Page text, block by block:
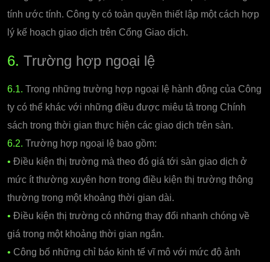
tính ước tính. Công ty có toàn quyền thiết lập một cách hợp
lý kế hoạch giao dịch trên Cổng Giao dịch.
6. Trường hợp ngoại lệ
6.1. Trong những trường hợp ngoại lệ hành động của Công
ty có thể khác với những điều được miêu tả trong Chính
sách trong thời gian thực hiện các giao dịch trên sàn.
6.2. Trường hợp ngoại lệ bao gồm:
• Điều kiện thị trường mà theo đó giá tới sàn giao dịch ở
mức ít thường xuyên hơn trong điều kiện thị trường thông
thường trong một khoảng thời gian dài.
• Điều kiện thị trường có những thay đổi nhanh chóng về
giá trong một khoảng thời gian ngắn.
• Công bố những chỉ báo kinh tế vĩ mô với mức độ ảnh